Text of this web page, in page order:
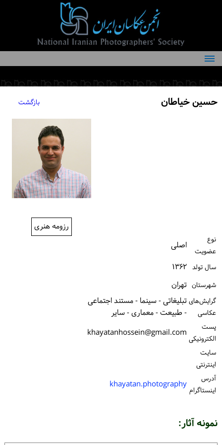
درباره انجمن
کمیته‌های انجمن
حسین خیاطان بازگشت
رزومه هنری
نوع
عضویت
اصلی
سال تولد ۱۳۶۲
شهرستان تهران
گرایش‌های
عکاسی
تبلیغاتی - سینما - مستند اجتماعی
- طبیعت - معماری - سایر
پست
الكترونیكی khayatanhossein@gmail.com
سایت
اینترنتی
آدرس
اینستاگرام khayatan.photography
نمونه آثار: